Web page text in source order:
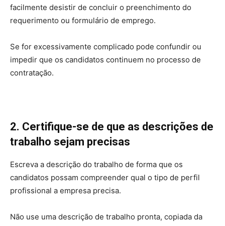
facilmente desistir de concluir o preenchimento do
requerimento ou formulário de emprego.
Se for excessivamente complicado pode confundir ou
impedir que os candidatos continuem no processo de
contratação.
2. Certifique-se de que as descrições de
trabalho sejam precisas
Escreva a descrição do trabalho de forma que os
candidatos possam compreender qual o tipo de perfil
profissional a empresa precisa.
Não use uma descrição de trabalho pronta, copiada da